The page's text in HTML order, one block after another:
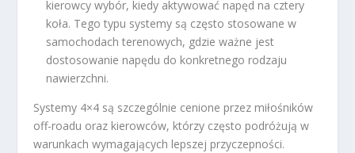
kierowcy wybór, kiedy aktywować napęd na cztery
koła. Tego typu systemy są często stosowane w
samochodach terenowych, gdzie ważne jest
dostosowanie napędu do konkretnego rodzaju
nawierzchni.
Systemy 4×4 są szczególnie cenione przez miłośników
off-roadu oraz kierowców, którzy często podróżują w
warunkach wymagających lepszej przyczepności.